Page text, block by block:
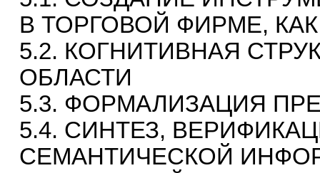
В ТОРГОВОЙ ФИРМЕ,
5.2. КОГНИТИВНАЯ
ОБЛАСТИ
5.3. ФОРМАЛИЗАЦИЯ
5.4. СИНТЕЗ,
СЕМАНТИЧЕСКОЙ